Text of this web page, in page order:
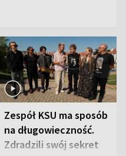
Zespół KSU ma sposób
na długowieczność.
Zdradzili swój sekret